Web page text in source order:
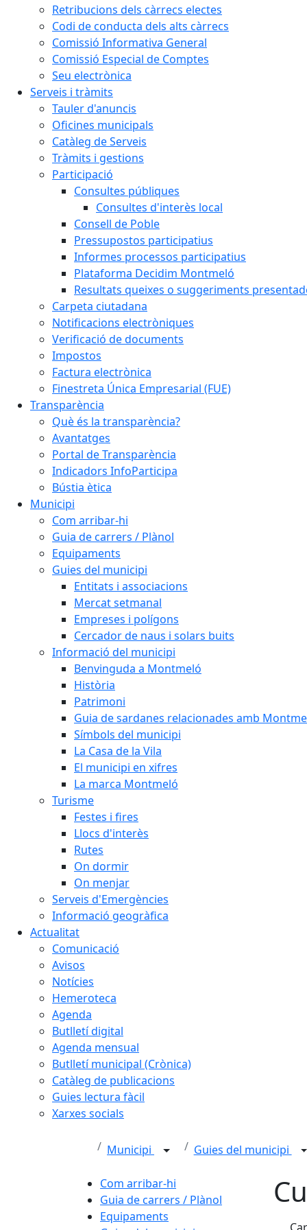
Retribucions dels càrrecs electes
Codi de conducta dels alts càrrecs
Comissió Informativa General
Comissió Especial de Comptes
Seu electrònica
Serveis i tràmits
Tauler d'anuncis
Oficines municipals
Catàleg de Serveis
Tràmits i gestions
Participació
Consultes públiques
Consultes d'interès local
Consell de Poble
Pressupostos participatius
Informes processos participatius
Plataforma Decidim Montmeló
Resultats queixes o suggeriments
Carpeta ciutadana
Notificacions electròniques
Verificació de documents
Impostos
Factura electrònica
Finestreta Única Empresarial (FUE)
Transparència
Què és la transparència?
Avantatges
Portal de Transparència
Indicadors InfoParticipa
Bústia ètica
Municipi
Com arribar-hi
Guia de carrers / Plànol
Equipaments
Guies del municipi
Entitats i associacions
Mercat setmanal
Empreses i polígons
Cercador de naus i solars buits
Informació del municipi
Benvinguda a Montmeló
Història
Patrimoni
Guia de sardanes relacionades amb
Símbols del municipi
La Casa de la Vila
El municipi en xifres
La marca Montmeló
Turisme
Festes i fires
Llocs d'interès
Rutes
On dormir
On menjar
Serveis d'Emergències
Informació geogràfica
Actualitat
Comunicació
Avisos
Notícies
Hemeroteca
Agenda
Butlletí digital
Agenda mensual
Butlletí municipal (Crònica)
Catàleg de publicacions
Guies lectura fàcil
Xarxes socials
Municipi Guies del municipi
Com arribar-hi
Guia de carrers / Plànol
Equipaments